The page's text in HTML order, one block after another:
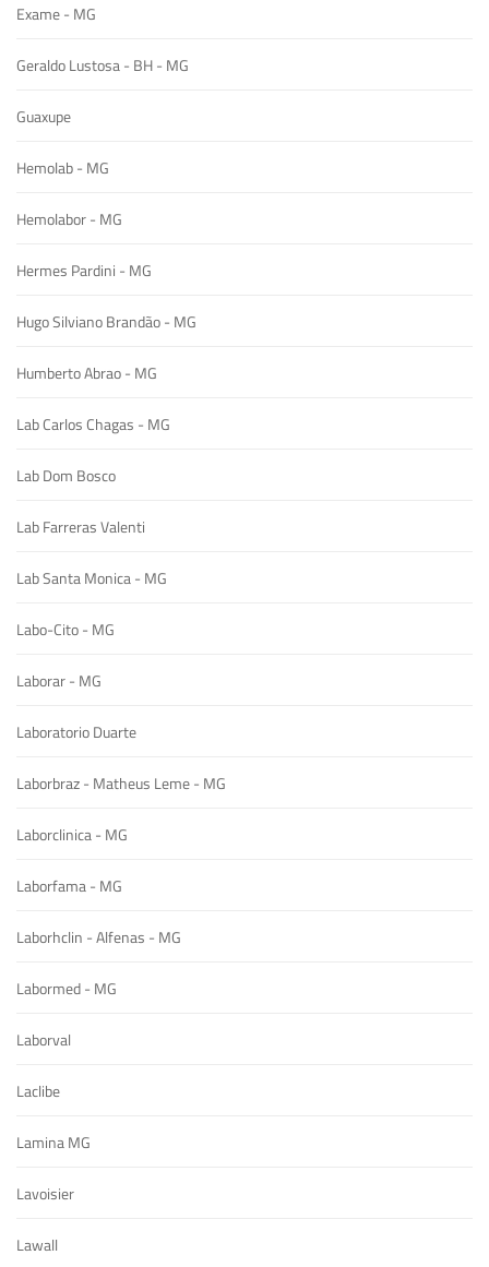
Exame - MG
Geraldo Lustosa - BH - MG
Guaxupe
Hemolab - MG
Hemolabor - MG
Hermes Pardini - MG
Hugo Silviano Brandão - MG
Humberto Abrao - MG
Lab Carlos Chagas - MG
Lab Dom Bosco
Lab Farreras Valenti
Lab Santa Monica - MG
Labo-Cito - MG
Laborar - MG
Laboratorio Duarte
Laborbraz - Matheus Leme - MG
Laborclinica - MG
Laborfama - MG
Laborhclin - Alfenas - MG
Labormed - MG
Laborval
Laclibe
Lamina MG
Lavoisier
Lawall